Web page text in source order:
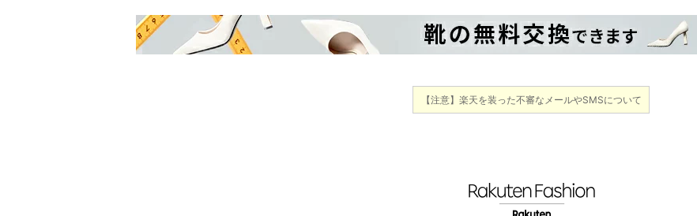
【注意】楽天を装った不審なメールやSMSについて